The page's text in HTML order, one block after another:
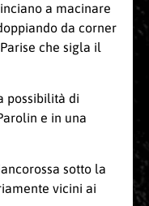
a macinare
da corner
che sigla il
possibilità di
e in una
sotto la
vicini ai